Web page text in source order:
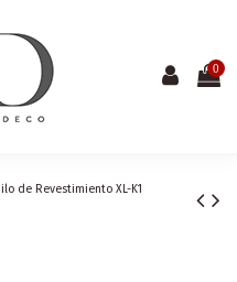
0
de Revestimiento XL-K1